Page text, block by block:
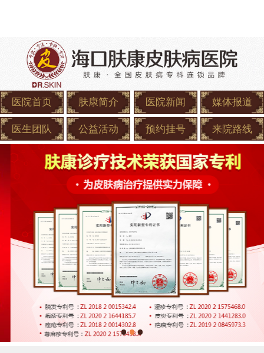
医院首页 肤康简介 医院新闻 媒体报道
医生团队 公益活动 预约挂号 来院路线